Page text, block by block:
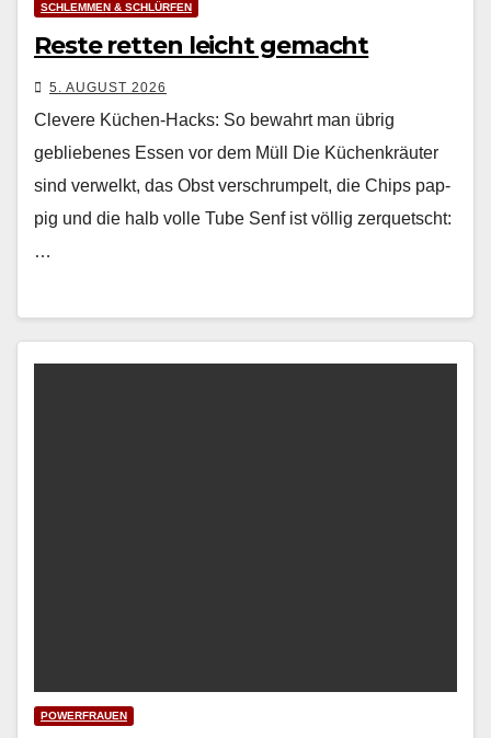
SCHLEMMEN & SCHLÜRFEN
Reste retten leicht gemacht
5. AUGUST 2026
Clevere Küchen-Hacks: So bewahrt man übrig
gebliebenes Essen vor dem Müll Die Küchenkräuter
sind ver­welkt, das Obst ver­schrumpelt, die Chips pap­
pig und die halb volle Tube Senf ist völ­lig zer­quetscht:
…
POWERFRAUEN